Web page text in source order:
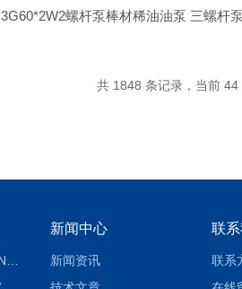
3G60*2W2螺杆泵棒材稀油油泵 三螺杆泵
共 1848 条记录，当前 44
新闻中心
新闻资讯
联
联系